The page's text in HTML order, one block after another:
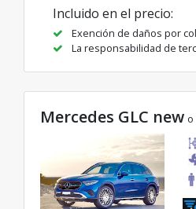
Incluido en el precio:
Exención de daños por
La responsabilidad de
Mercedes GLC new